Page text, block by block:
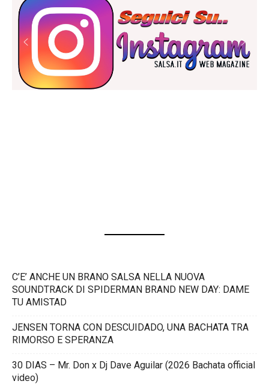
C’E’ ANCHE UN BRANO SALSA NELLA NUOVA
SOUNDTRACK DI SPIDERMAN BRAND NEW DAY: DAME
TU AMISTAD
JENSEN TORNA CON DESCUIDADO, UNA BACHATA TRA
RIMORSO E SPERANZA
30 DIAS – Mr. Don x Dj Dave Aguilar (2026 Bachata official
video)